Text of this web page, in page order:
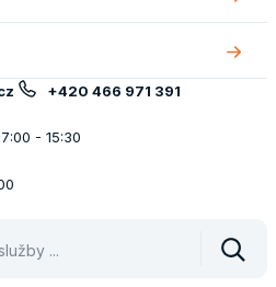
nás
+420 466 971 391
- 15:30